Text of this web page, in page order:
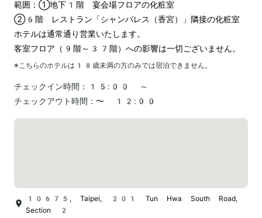
範囲：①地下1階　宴会場フロアの化粧室
②6階　レストラン「シャンパレス（香宮）」隣接の化粧室
ホテルは通常通り営業いたします。
※こちらのホテルは 18 歳未満の方のみでは宿泊できません。
チェックイン時間：
15:00 ～
チェックアウト時間： 〜 12:00
10675, Taipei, 201 Tun Hwa South Road,
Section 2